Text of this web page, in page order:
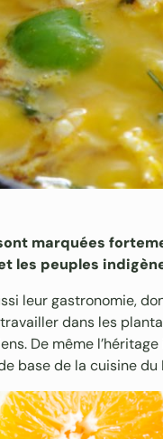
marquées
les peuples
leur gastronomie,
dans les
De même
base de la cuisine